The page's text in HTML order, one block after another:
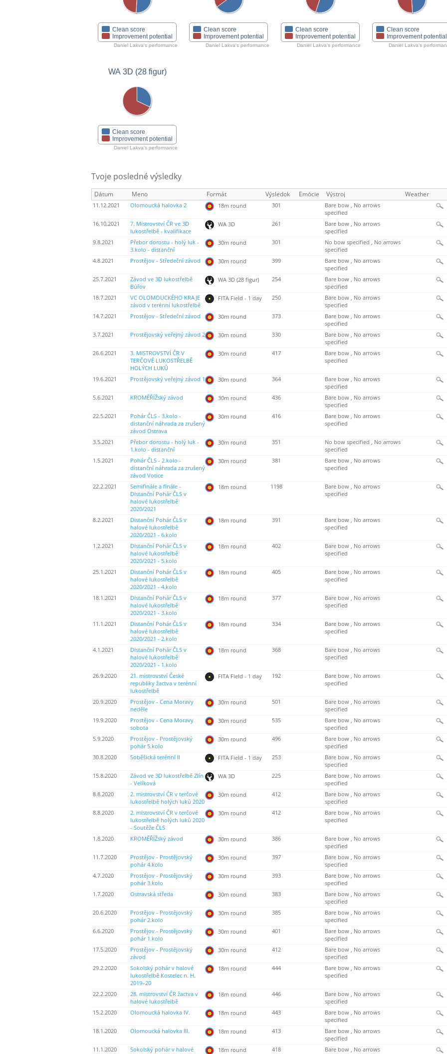
Clean score
Improvement potential
Daniel Lakva's performance
Clean score
Improvement potential
Daniel Lakva's performance
Clean score
Improvement potential
Daniel Lakva's performance
Clean score
Improvement potential
Daniel Lakva's
WA 3D (28 figur)
Clean score
Improvement potential
Daniel Lakva's performance
Tvoje posledné výsledky
Dátum Meno Formát Výsledok Emócie Výstroj Weather
11.12.2021 Olomoucká halovka 2 18m round 301
Bare bow , No arrows
specified
16.10.2021
7. Mistrovství ČR ve 3D
lukostřelbě - kvalifikace
WA 3D 261
Bare bow , No arrows
specified
9.8.2021
Přebor dorostu - holý luk -
3.kolo - distanční
30m round 301
No bow specified , No arrows
specified
4.8.2021
Prostějov - Středeční závod 30m round 399
Bare bow , No arrows
specified
25.7.2021
Závod ve 3D lukostřelbě
Búřov
WA 3D (28 figur) 254
Bare bow , No arrows
specified
18.7.2021
VC OLOMOUCKÉHO KRAJE
závod v terénní lukostřelbě
FITA Field - 1 day 250
Bare bow , No arrows
specified
14.7.2021
Prostějov - Středeční závod 30m round 373
Bare bow , No arrows
specified
3.7.2021
Prostějovský veřejný závod 2 30m round 330
Bare bow , No arrows
specified
26.6.2021
3. MISTROVSTVÍ ČR V
TERČOVÉ LUKOSTŘELBĚ
HOLÝCH LUKŮ
30m round 417
Bare bow , No arrows
specified
19.6.2021 Prostějovský veřejný závod 1 30m round 364
Bare bow , No arrows
specified
5.6.2021
KROMĚŘÍŽský závod 30m round 436
Bare bow , No arrows
specified
22.5.2021
Pohár ČLS - 3.kolo -
distanční náhrada za zrušený
závod Ostrava
30m round 416
Bare bow , No arrows
specified
3.5.2021
Přebor dorostu - holý luk -
1.kolo - distanční
30m round 351
No bow specified , No arrows
specified
1.5.2021
Pohár ČLS - 2.kolo -
distanční náhrada za zrušený
závod Votice
30m round 381
Bare bow , No arrows
specified
22.2.2021
Semifinále a finále -
Distanční Pohár ČLS v
halové lukostřelbě
2020/2021
18m round 1198
Bare bow , No arrows
specified
8.2.2021
Distanční Pohár ČLS v
halové lukostřelbě
2020/2021 - 6.kolo
18m round 391
Bare bow , No arrows
specified
1.2.2021
Distanční Pohár ČLS v
halové lukostřelbě
2020/2021 - 5.kolo
18m round 402
Bare bow , No arrows
specified
25.1.2021
Distanční Pohár ČLS v
halové lukostřelbě
2020/2021 - 4.kolo
18m round 405
Bare bow , No arrows
specified
18.1.2021
Distanční Pohár ČLS v
halové lukostřelbě
2020/2021 - 3.kolo
18m round 377
Bare bow , No arrows
specified
11.1.2021
Distanční Pohár ČLS v
halové lukostřelbě
2020/2021 - 2.kolo
18m round 334
Bare bow , No arrows
specified
4.1.2021
Distanční Pohár ČLS v
halové lukostřelbě
2020/2021 - 1.kolo
18m round 368
Bare bow , No arrows
specified
26.9.2020
21. mistrovství České
republiky žactva v terénní
lukostřelbě
FITA Field - 1 day 192
Bare bow , No arrows
specified
20.9.2020
Prostějov - Cena Moravy
neděle
30m round 501
Bare bow , No arrows
specified
19.9.2020
Prostějov - Cena Moravy
sobota
30m round 535
Bare bow , No arrows
specified
5.9.2020
Prostějov - Prostějovský
pohár 5.kolo
30m round 496
Bare bow , No arrows
specified
30.8.2020
Soběšická terénní II FITA Field - 1 day 253
Bare bow , No arrows
specified
15.8.2020
Závod ve 3D lukostřelbě Zlín
- Velíková
WA 3D 225
Bare bow , No arrows
specified
8.8.2020
2. mistrovství ČR v terčové
lukostřelbě holých luků 2020
30m round 412
Bare bow , No arrows
specified
8.8.2020
2. mistrovství ČR v terčové
lukostřelbě holých luků 2020
- Soutěže ČLS
30m round 412
Bare bow , No arrows
specified
1.8.2020 KROMĚŘÍŽský závod 30m round 386
Bare bow , No arrows
specified
11.7.2020
Prostějov - Prostějovský
pohár 4.kolo
30m round 397
Bare bow , No arrows
specified
4.7.2020
Prostějov - Prostějovský
pohár 3.kolo
30m round 393
Bare bow , No arrows
specified
1.7.2020
Ostravská středa 30m round 383
Bare bow , No arrows
specified
20.6.2020
Prostějov - Prostějovský
pohár 2.kolo
30m round 385
Bare bow , No arrows
specified
6.6.2020
Prostějov - Prostějovský
pohár 1.kolo
30m round 401
Bare bow , No arrows
specified
17.5.2020
Prostějov - Prostějovský
závod
30m round 412
Bare bow , No arrows
specified
29.2.2020
Sokolský pohár v halové
lukostřelbě Kostelec n. H.
2019–20
18m round 444
Bare bow , No arrows
specified
22.2.2020
28. mistrovství ČR žactva v
halové lukostřelbě
18m round 446
Bare bow , No arrows
specified
15.2.2020
Olomoucká halovka IV. 18m round 443
Bare bow , No arrows
specified
18.1.2020
Olomoucká halovka III. 18m round 413
Bare bow , No arrows
specified
11.1.2020
Sokolský pohár v halové
18m round 418
Bare bow , No arrows